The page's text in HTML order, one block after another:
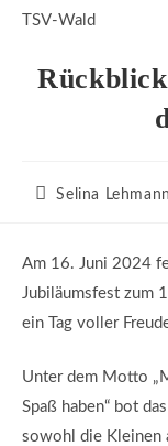
Beitrags-
Selina Lehmann
Am 16. Juni 2024
Jubiläumsfest zum
ein Tag voller
Unter dem Motto
Spaß haben“ bot
sowohl die Kleinen